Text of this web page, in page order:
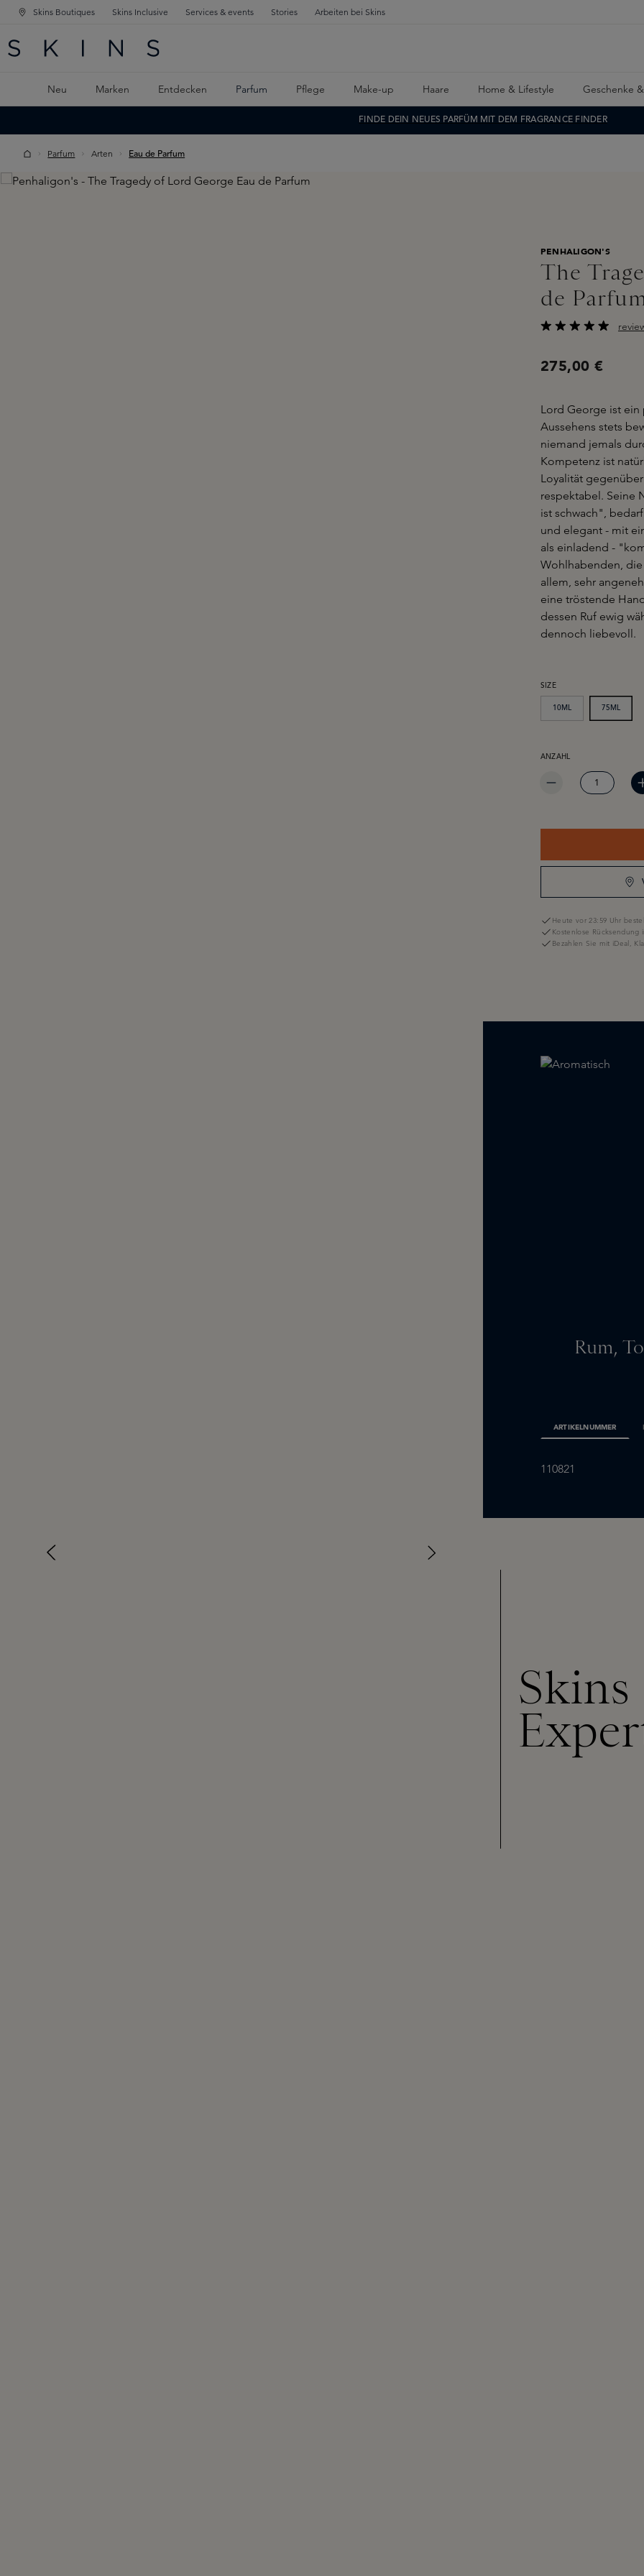
SPRINGEN
SPRINGEN
Skins Boutiques Skins Inclusive Services & events Stories Arbeiten bei Skins
Neu Marken Entdecken Parfum Pflege Make-up Haare Home & Lifestyle Geschenke
FINDE DEIN NEUES PARFÜM MIT DEM FRAGRANCE FINDER
Parfum Arten Eau de Parfum
Skip image gallery
PENHALIGON'S
The
de Parfum
275,00 €
Lord George ist ein
Aussehens stets
niemand jemals
Kompetenz ist
Loyalität
respektabel. Seine
ist schwach",
und elegant - mit
als einladend -
Wohlhabenden, die
allem, sehr
eine tröstende
dessen Ruf ewig
dennoch liebevoll.
SIZEAUSWÄHLEN
10ML 75ML
PRODUKT ANZAHL: GIB
ANZAHL
Heute vor 23:59 Uhr
Kostenlose Rücksendung
Bezahlen Sie mit iDeal,
Rum,
ARTIKELNUMMER
110821
Skins